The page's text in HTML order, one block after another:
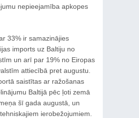
nepieejamība apkopes
33% ir samazinājies
imports uz Baltiju no
un arī par 19% no Eiropas
attiecībā pret augustu.
saistītas ar ražošanas
Baltijā pēc ļoti zemā
šī gada augustā, un
ierobežojumiem.